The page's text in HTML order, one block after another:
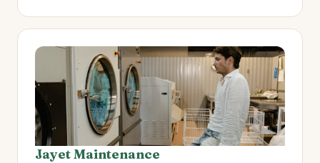
Jayet Maintenance